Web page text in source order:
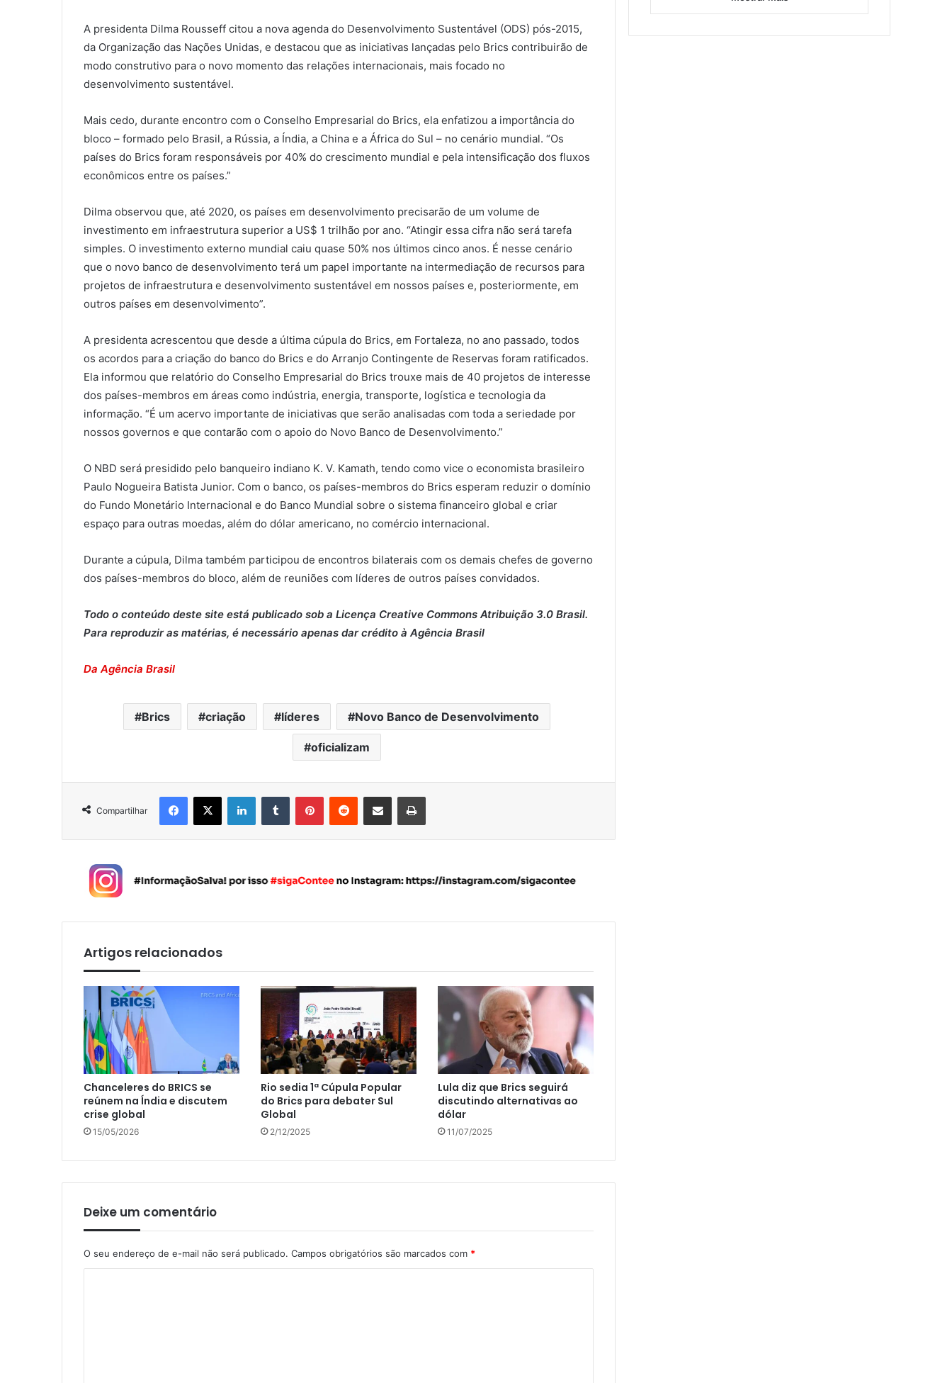
A presidenta Dilma Rousseff citou a nova agenda do Desenvolvimento Sustentável (ODS) pós-2015,
da Organização das Nações Unidas, e destacou que as iniciativas lançadas pelo Brics contribuirão de
modo construtivo para o novo momento das relações internacionais, mais focado no
desenvolvimento sustentável.
Mais cedo, durante encontro com o Conselho Empresarial do Brics, ela enfatizou a importância do
bloco – formado pelo Brasil, a Rússia, a Índia, a China e a África do Sul – no cenário mundial. “Os
países do Brics foram responsáveis por 40% do crescimento mundial e pela intensificação dos fluxos
econômicos entre os países.”
Dilma observou que, até 2020, os países em desenvolvimento precisarão de um volume de
investimento em infraestrutura superior a US$ 1 trilhão por ano. “Atingir essa cifra não será tarefa
simples. O investimento externo mundial caiu quase 50% nos últimos cinco anos. É nesse cenário
que o novo banco de desenvolvimento terá um papel importante na intermediação de recursos para
projetos de infraestrutura e desenvolvimento sustentável em nossos países e, posteriormente, em
outros países em desenvolvimento”.
A presidenta acrescentou que desde a última cúpula do Brics, em Fortaleza, no ano passado, todos
os acordos para a criação do banco do Brics e do Arranjo Contingente de Reservas foram ratificados.
Ela informou que relatório do Conselho Empresarial do Brics trouxe mais de 40 projetos de interesse
dos países-membros em áreas como indústria, energia, transporte, logística e tecnologia da
informação. “É um acervo importante de iniciativas que serão analisadas com toda a seriedade por
nossos governos e que contarão com o apoio do Novo Banco de Desenvolvimento.”
O NBD será presidido pelo banqueiro indiano K. V. Kamath, tendo como vice o economista brasileiro
Paulo Nogueira Batista Junior. Com o banco, os países-membros do Brics esperam reduzir o domínio
do Fundo Monetário Internacional e do Banco Mundial sobre o sistema financeiro global e criar
espaço para outras moedas, além do dólar americano, no comércio internacional.
Durante a cúpula, Dilma também participou de encontros bilaterais com os demais chefes de governo
dos países-membros do bloco, além de reuniões com líderes de outros países convidados.
Todo o conteúdo deste site está publicado sob a Licença Creative Commons Atribuição 3.0 Brasil.
Para reproduzir as matérias, é necessário apenas dar crédito à Agência Brasil
Da Agência Brasil
Brics criação líderes Novo Banco de Desenvolvimento
oficializam
Compartilhar
Artigos relacionados
Chanceleres do BRICS se
reúnem na Índia e discutem
crise global
15/05/2026
Rio sedia 1ª Cúpula Popular
do Brics para debater Sul
Global
2/12/2025
Lula diz que Brics seguirá
discutindo alternativas ao
dólar
11/07/2025
Deixe um comentário
O seu endereço de e-mail não será publicado. Campos obrigatórios são marcados com *